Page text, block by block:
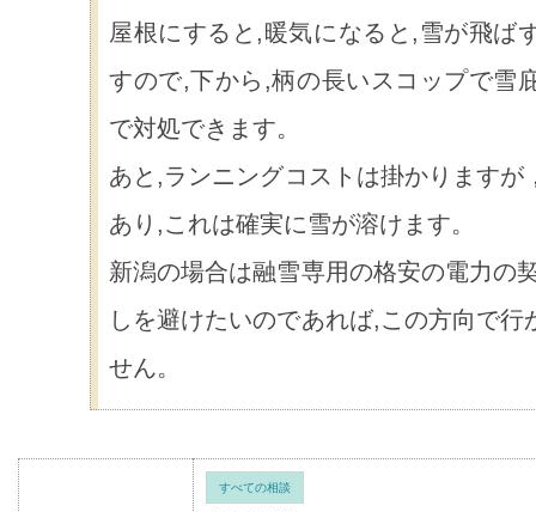
屋根にすると,暖気になると,雪が飛ば
すので,下から,柄の長いスコップで雪
で対処できます。
あと,ランニングコストは掛かりますが
あり,これは確実に雪が溶けます。
新潟の場合は融雪専用の格安の電力の
しを避けたいのであれば,この方向で
せん。
すべての相談